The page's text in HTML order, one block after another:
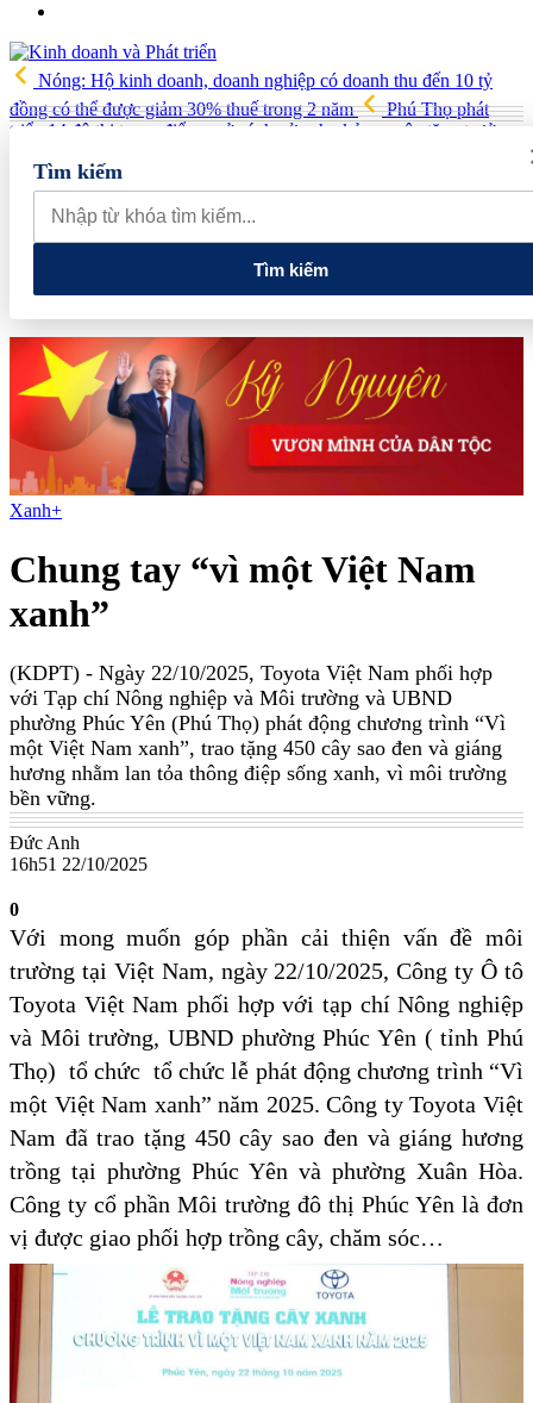
Nóng: Hộ kinh doanh, doanh nghiệp có doanh thu đến 10 tỷ
đồng có thể được giảm 30% thuế trong 2 năm
Phú Thọ phát
triển 14 đô thị trọng điểm, mở cánh cửa cho kỷ nguyên tăng trưởng
Vua quạt Trần Đình Tiệp: Từ bán quạt đến TikToker nổi
tiếng và vướng vòng lao lý
Vietnam Sport Show 2026 quy tụ
520 gian hàng, thúc đẩy kết nối ngành thể thao Việt Nam với thế
giới
Thiết kế kiến trúc biểu tượng của Newtown Diamond được
vinh danh tại Dot Property Awards 2026
Tìm kiếm
Tìm kiếm
Xanh+
Chung tay “vì một Việt Nam
xanh”
(KDPT) - Ngày 22/10/2025, Toyota Việt Nam phối hợp
với Tạp chí Nông nghiệp và Môi trường và UBND
phường Phúc Yên (Phú Thọ) phát động chương trình “Vì
một Việt Nam xanh”, trao tặng 450 cây sao đen và giáng
hương nhằm lan tỏa thông điệp sống xanh, vì môi trường
bền vững.
Đức Anh
16h51 22/10/2025
0
Với mong muốn góp phần cải thiện vấn đề môi
trường tại Việt Nam, ngày 22/10/2025, Công ty Ô tô
Toyota Việt Nam phối hợp với tạp chí Nông nghiệp
và Môi trường, UBND phường Phúc Yên ( tỉnh Phú
Thọ) tổ chức tổ chức lễ phát động chương trình “Vì
một Việt Nam xanh” năm 2025. Công ty Toyota Việt
Nam đã trao tặng 450 cây sao đen và giáng hương
trồng tại phường Phúc Yên và phường Xuân Hòa.
Công ty cổ phần Môi trường đô thị Phúc Yên là đơn
vị được giao phối hợp trồng cây, chăm sóc…